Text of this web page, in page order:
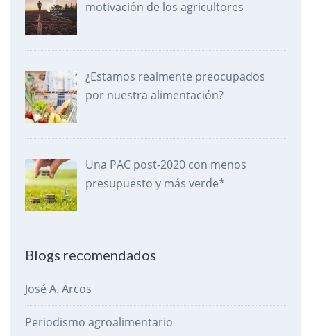
motivación de los agricultores
¿Estamos realmente preocupados
por nuestra alimentación?
Una PAC post-2020 con menos
presupuesto y más verde*
Blogs recomendados
José A. Arcos
Periodismo agroalimentario